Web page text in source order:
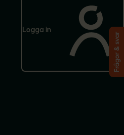
Logga in
Frågor & svar